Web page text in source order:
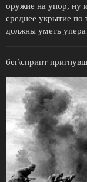
оружие на упор, ну
среднее укрытие по
должны уметь
бег\спринт